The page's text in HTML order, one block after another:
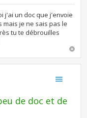
j'ai un doc que j'envoie
mais je ne sais pas le
tu te débrouilles
de doc et de